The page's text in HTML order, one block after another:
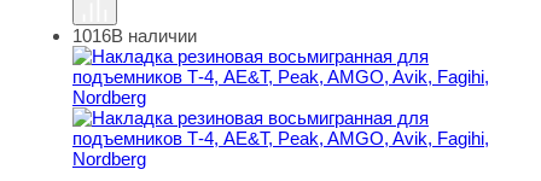
Накладка резиновая восьмигранная для подъемников
1016В наличии